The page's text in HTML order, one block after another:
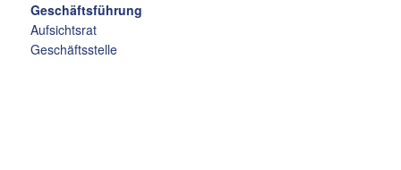
Geschäftsführung
Aufsichtsrat
Geschäftsstelle